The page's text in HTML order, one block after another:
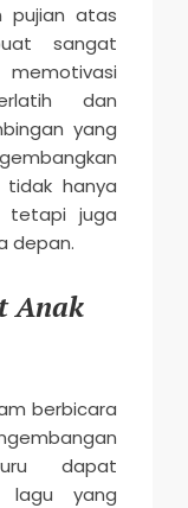
pujian atas
sangat
dan
yang
hanya
tetapi juga
depan.
Anak
berbicara
dapat
lagu yang